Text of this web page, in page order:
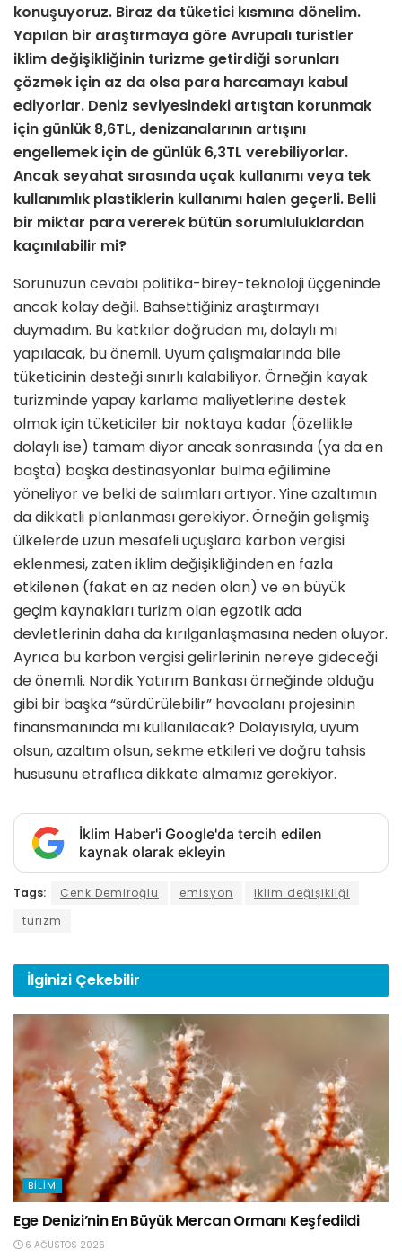
konuşuyoruz. Biraz da tü­ketici kısmına dönelim.
Yapılan bir araştırmaya göre Avrupalı turistler
iklim değişikliğinin turizme getirdiği sorunları
çözmek için az da olsa para harcamayı kabul
ediyorlar. Deniz se­viyesindeki artıştan korunmak
için günlük 8,6TL, denizanalarının artışını
engellemek için de günlük 6,3TL ve­rebiliyorlar.
Ancak seyahat sırasında uçak kullanımı veya tek
kullanımlık plastiklerin kullanımı halen geçerli. Belli
bir miktar para vererek bütün sorumluluklardan
kaçınılabilir mi?
Sorunuzun cevabı politika-birey-tek­noloji üçgeninde
ancak kolay değil. Bahsettiğiniz araştırmayı
duymadım. Bu katkılar doğrudan mı, dolaylı mı
yapılacak, bu önemli. Uyum çalışma­larında bile
tüketicinin desteği sınırlı kalabiliyor. Örneğin kayak
turizminde yapay karlama maliyetlerine destek
olmak için tüketiciler bir noktaya ka­dar (özellikle
dolaylı ise) tamam di­yor ancak sonrasında (ya da en
başta) başka destinasyonlar bulma eğilimine
yöneliyor ve belki de salımları artıyor. Yine azaltımın
da dikkatli planlanması gerekiyor. Örneğin gelişmiş
ülkelerde uzun mesafeli uçuşlara karbon vergisi
eklenmesi, zaten iklim değişikliğinden en fazla
etkilenen (fakat en az neden olan) ve en büyük
geçim kaynakları turizm olan egzotik ada
devletlerinin daha da kırılganlaşmasına neden olu­yor.
Ayrıca bu karbon vergisi gelirleri­nin nereye gideceği
de önemli. Nordik Yatırım Bankası örneğinde olduğu
gibi bir başka “sürdürülebilir” havaalanı projesinin
finansmanında mı kullanıla­cak? Dolayısıyla, uyum
olsun, azaltım olsun, sekme etkileri ve doğru tahsis
hususunu etraflıca dikkate almamız gerekiyor.
İklim Haber'i Google'da tercih edilen
kaynak olarak ekleyin
Tags: Cenk Demiroğlu emisyon
iklim değişikliği
turizm
İlginizi Çekebilir
BILIM
Ege Denizi’nin En Büyük Mercan Ormanı Keşfedildi
6 AĞUSTOS 2026